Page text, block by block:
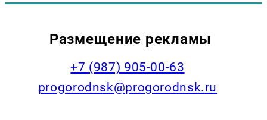
Размещение рекламы
+7 (987) 905-00-63
progorodnsk@progorodnsk.ru